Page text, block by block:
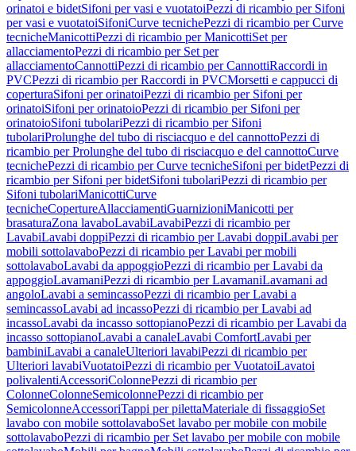
orinatoi e bidetSifoni per vasi e vuotatoiPezzi di ricambio per Sifoni
per vasi e vuotatoiSifoniCurve tecnichePezzi di ricambio per Curve
tecnicheManicottiPezzi di ricambio per ManicottiSet per
allacciamentoPezzi di ricambio per Set per
allacciamentoCannottiPezzi di ricambio per CannottiRaccordi in
PVCPezzi di ricambio per Raccordi in PVCMorsetti e cappucci di
coperturaSifoni per orinatoiPezzi di ricambio per Sifoni per
orinatoiSifoni per orinatoioPezzi di ricambio per Sifoni per
orinatoioSifoni tubolariPezzi di ricambio per Sifoni
tubolariProlunghe del tubo di risciacquo e del cannottoPezzi di
ricambio per Prolunghe del tubo di risciacquo e del cannottoCurve
tecnichePezzi di ricambio per Curve tecnicheSifoni per bidetPezzi di
ricambio per Sifoni per bidetSifoni tubolariPezzi di ricambio per
Sifoni tubolariManicottiCurve
tecnicheCopertureAllacciamentiGuarnizioniManicotti per
brasaturaZona lavaboLavabiLavabiPezzi di ricambio per
LavabiLavabi doppiPezzi di ricambio per Lavabi doppiLavabi per
mobili sottolavaboPezzi di ricambio per Lavabi per mobili
sottolavaboLavabi da appoggioPezzi di ricambio per Lavabi da
appoggioLavamaniPezzi di ricambio per LavamaniLavamani ad
angoloLavabi a semincassoPezzi di ricambio per Lavabi a
semincassoLavabi ad incassoPezzi di ricambio per Lavabi ad
incassoLavabi da incasso sottopianoPezzi di ricambio per Lavabi da
incasso sottopianoLavabi a canaleLavabi ComfortLavabi per
bambiniLavabi a canaleUlteriori lavabiPezzi di ricambio per
Ulteriori lavabiVuotatoiPezzi di ricambio per VuotatoiLavatoi
polivalentiAccessoriColonnePezzi di ricambio per
ColonneColonneSemicolonnePezzi di ricambio per
SemicolonneAccessoriTappi per pilettaMateriale di fissaggioSet
lavabo con mobile sottolavaboSet lavabo per mobile con mobile
sottolavaboPezzi di ricambio per Set lavabo per mobile con mobile